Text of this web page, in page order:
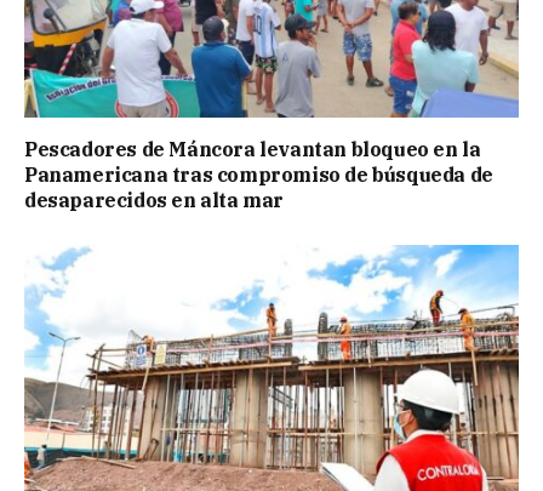
Pescadores de Máncora levantan bloqueo en la
Panamericana tras compromiso de búsqueda de
desaparecidos en alta mar